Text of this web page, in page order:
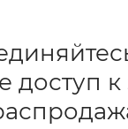
доступ